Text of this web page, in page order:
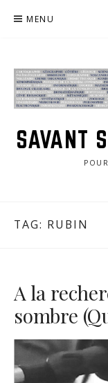
MENU
SAVANT
TAG: RUBIN
A la
sombre